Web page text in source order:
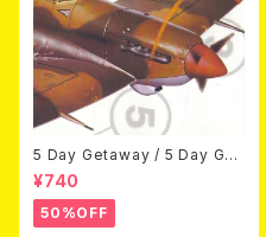
5 Day Getaway / 5 Day Get
away (CDEP)
¥740
50%OFF